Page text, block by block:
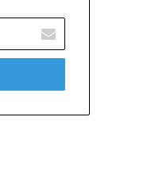
بريدك
الإلكتروني